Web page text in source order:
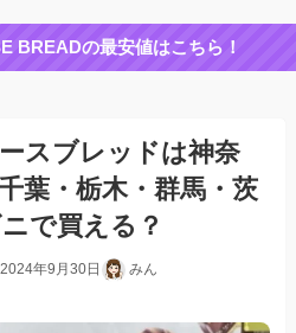
BREADの最安値はこちら！
ースブレッドは神奈
葉・栃木・群馬・茨
で買える？
2024年9月30日 みん